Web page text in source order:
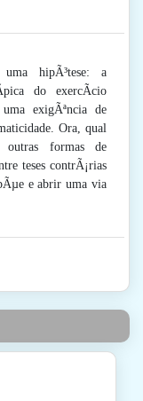
hipÃ³tese: a
do exercÃ­cio
exigÃªncia de
Ora, qual
outras formas de
teses contrÃ¡rias
e abrir uma via